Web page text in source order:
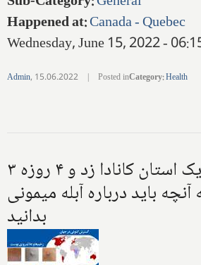
Happened at:Canada - Quebec
Wednesday, June 15, 2022 -
Admin, 15.06.2022 | Posted inCategory:Health
آبله میمونی به یک استان کانادا زد و ۴ روزه ۳
باید درباره آبله میمونی
بدانید